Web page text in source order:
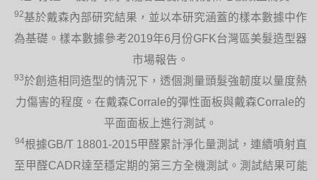
92基於戴森內部研究結果，並以本研究涵蓋的樣本數據中作
為基礎。樣本數據參考2019年6月份GFK台灣區美髮造型器
市場報告。
93於創造相同造型的情況下，透個測量頭髮強韌度以量度熱
力傷害的程度。在戴森Corrale的彈性面板與戴森Corrale的
平面面板上進行測試。
94根據GB/T 18801-2015甲醛累計淨化量測試，連續噴射直
至甲醛CADR達至穩定期的第三方全機測試。測試結果可能